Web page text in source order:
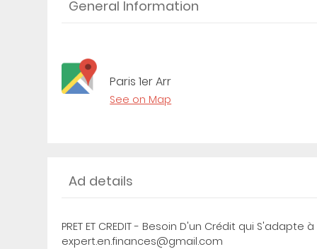
General Information
Paris 1er Arr
See on Map
Ad details
PRET ET CREDIT - Besoin D'un Crédit qui
expert.en.finances@gmail.com